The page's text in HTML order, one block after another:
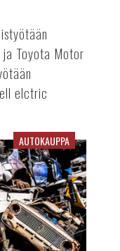
Toyota Motor
elctric
AUTOKAUPPA